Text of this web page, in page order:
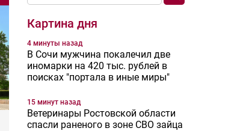
Картина дня
4 минуты назад
В Сочи мужчина покалечил две
иномарки на 420 тыс. рублей в
поисках "портала в иные миры"
15 минут назад
Ветеринары Ростовской области
спасли раненого в зоне СВО зайца